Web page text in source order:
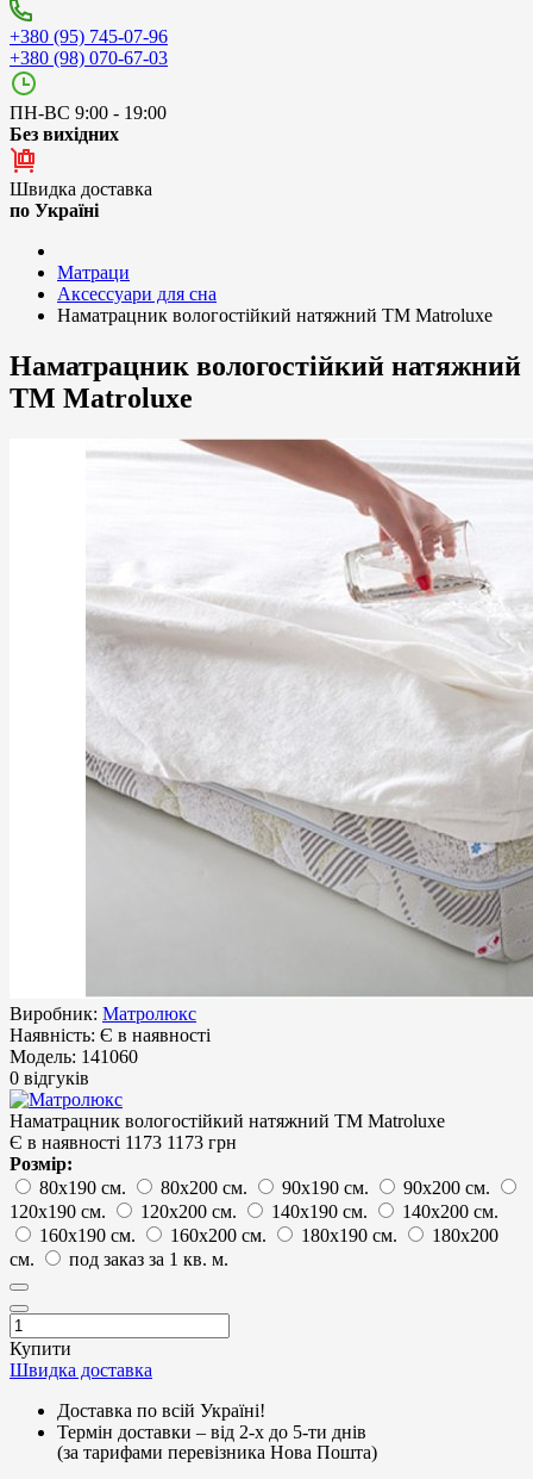
+380 (95) 745-07-96
+380 (98) 070-67-03
ПН-ВС 9:00 - 19:00
Без вихідних
Швидка доставка
по Україні
Матраци
Аксессуари для сна
Наматрацник вологостійкий натяжний ТМ Matroluxe
Наматрацник вологостійкий натяжний
ТМ Matroluxe
Виробник: Матролюкс
Наявність: Є в наявності
Модель: 141060
0 відгуків
Наматрацник вологостійкий натяжний ТМ Matroluxe
Є в наявності 1173 1173 грн
Розмір:
80х190 см.
80х200 см. 90х190 см.
90х200 см.
120х190 см.
120х200 см. 140х190 см.
140х200 см.
160х190 см.
160х200 см. 180х190 см.
180х200
см.
под заказ за 1 кв. м.
Купити
Швидка доставка
Доставка по всій Україні!
Термін доставки – від 2-х до 5-ти днів
(за тарифами перевізника Нова Пошта)